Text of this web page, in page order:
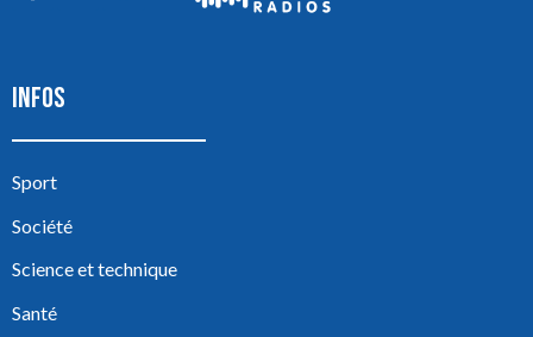
INFOS
Sport
Société
Science et technique
Santé